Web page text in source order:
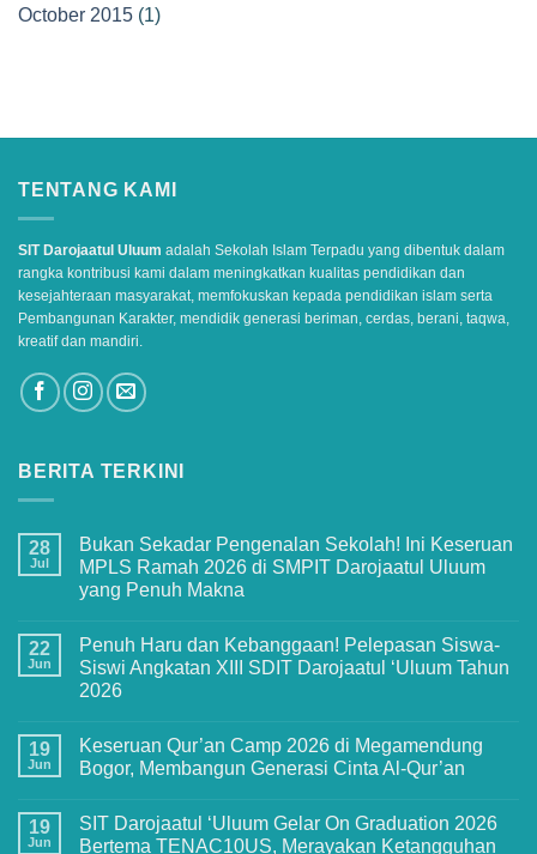
October 2015 (1)
TENTANG KAMI
SIT Darojaatul Uluum adalah Sekolah Islam Terpadu yang dibentuk dalam
rangka kontribusi kami dalam meningkatkan kualitas pendidikan dan
kesejahteraan masyarakat, memfokuskan kepada pendidikan islam serta
Pembangunan Karakter, mendidik generasi beriman, cerdas, berani, taqwa,
kreatif dan mandiri.
BERITA TERKINI
28
Jul
Bukan Sekadar Pengenalan Sekolah! Ini Keseruan
MPLS Ramah 2026 di SMPIT Darojaatul Uluum
yang Penuh Makna
on
Bukan
Sekadar
Pengenalan
Keseruan
MPLS
Ramah
SMPIT
Darojaatul
Uluum
22
Jun
Penuh Haru dan Kebanggaan! Pelepasan Siswa-
Siswi Angkatan XIII SDIT Darojaatul ‘Uluum Tahun
2026
on
Penuh
Haru
Pelepasan
Siswa-
19
Jun
Keseruan Qur’an Camp 2026 di Megamendung
Bogor, Membangun Generasi Cinta Al-Qur’an
on
Keseruan
19
Jun
SIT Darojaatul ‘Uluum Gelar On Graduation 2026
Bertema TENAC10US, Merayakan Ketangguhan